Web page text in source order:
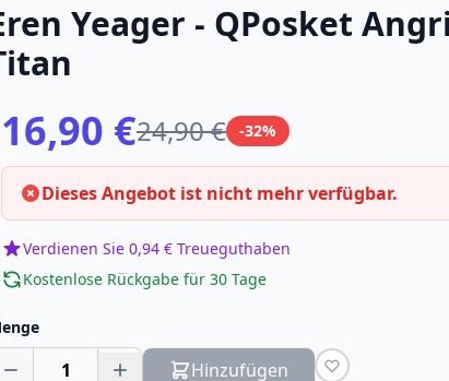
Yeager - QPosket
16,90 €24,90 € -32%
Dieses Angebot ist nicht mehr verfügbar.
Verdienen Sie 0,94 € Treueguthaben
Kostenlose Rückgabe für 30 Tage
1 Hinzufügen